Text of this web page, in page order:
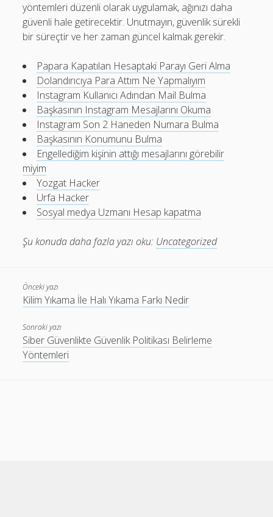
yöntemleri düzenli olarak uygulamak, ağınızı daha
güvenli hale getirecektir. Unutmayın, güvenlik sürekli
bir süreçtir ve her zaman güncel kalmak gerekir.
Papara Kapatılan Hesaptaki Parayı Geri Alma
Dolandırıcıya Para Attım Ne Yapmalıyım
Instagram Kullanıcı Adından Mail Bulma
Başkasının Instagram Mesajlarını Okuma
Instagram Son 2 Haneden Numara Bulma
Başkasının Konumunu Bulma
Engellediğim kişinin attığı mesajlarını görebilir
miyim
Yozgat Hacker
Urfa Hacker
Sosyal medya Uzmanı Hesap kapatma
Şu konuda daha fazla yazı oku: Uncategorized
Önceki yazı
Kilim Yıkama İle Halı Yıkama Farkı Nedir
Sonraki yazı
Siber Güvenlikte Güvenlik Politikası Belirleme
Yöntemleri